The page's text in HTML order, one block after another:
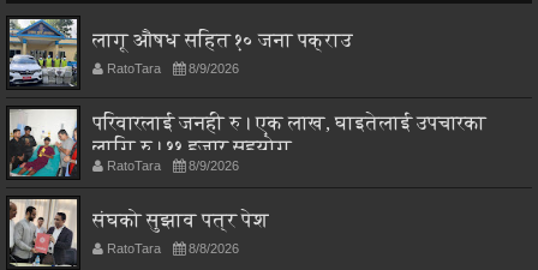
लागू औषध सहित १० जना पक्राउ
RatoTara 8/9/2026
परिवारलाई जनही रु। एक लाख, घाइतेलाई उपचारका
लागि रु। ११ हजार सहयोग
RatoTara 8/9/2026
संघको सुझाव पत्र पेश
RatoTara 8/8/2026